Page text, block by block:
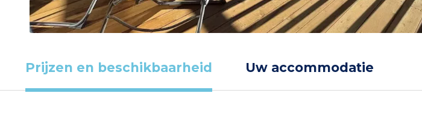
Prijzen en beschikbaarheid Uw accommodatie